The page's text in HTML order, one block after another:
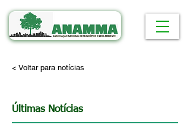
< Voltar para notícias
Últimas Notícias